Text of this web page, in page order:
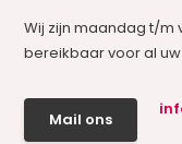
Wij zijn maandag t/m
bereikbaar voor al
Mail ons